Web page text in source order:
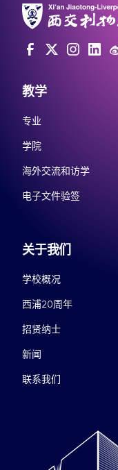
教学
专业
学院
海外交流和访学
电子文件验签
关于我们
学校概况
西浦20周年
招贤纳士
新闻
联系我们